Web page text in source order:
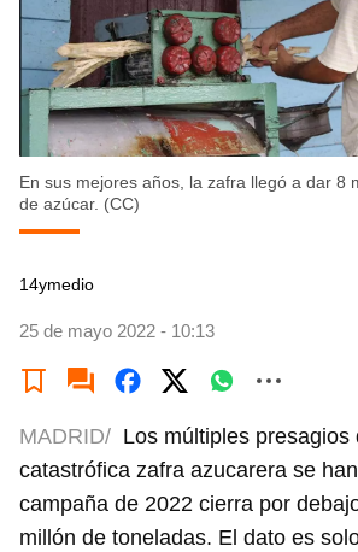
En sus mejores años, la zafra llegó a dar 8
de azúcar. (CC)
14ymedio
25 de mayo 2022 - 10:13
MADRID/ Los múltiples presagios
catastrófica zafra azucarera se
campaña de 2022 cierra por
millón de toneladas. El dato es